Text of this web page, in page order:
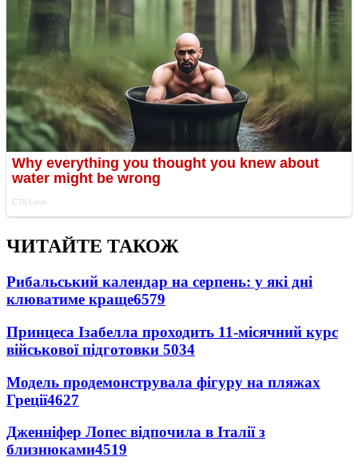
ЧИТАЙТЕ ТАКОЖ
Рибальський календар на серпень: у які дні
клюватиме краще6579
Принцеса Ізабелла проходить 11-місячний курс
військової підготовки 5034
Модель продемонструвала фігуру на пляжах
Греції4627
Дженніфер Лопес відпочила в Італії з
близнюками4519